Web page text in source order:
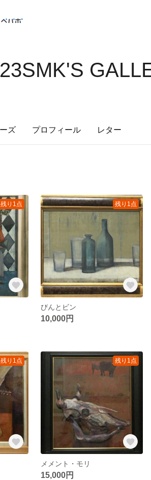
ズ プロフィール レター
残り1点 残り1点
びんとビン
10,000円
残り1点 残り1点
メメント・モリ
15,000円